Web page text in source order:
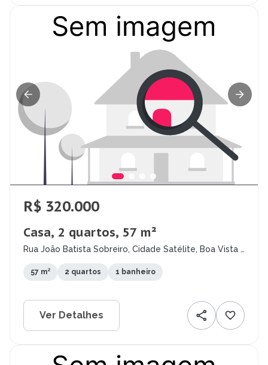
R$ 320.000
Casa, 2 quartos, 57 m²
Rua João Batista Sobreiro, Cidade Satélite, Boa Vista -
57 m² 2 quartos 1 banheiro
Ver Detalhes